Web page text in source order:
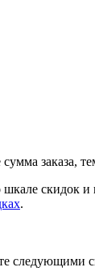
заказа,
скидок и
.
следующими